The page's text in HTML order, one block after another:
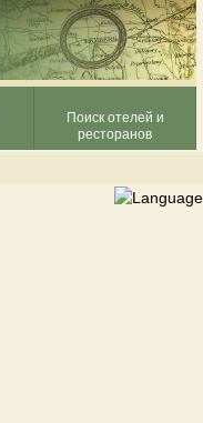
Поиск отелей и
ресторанов